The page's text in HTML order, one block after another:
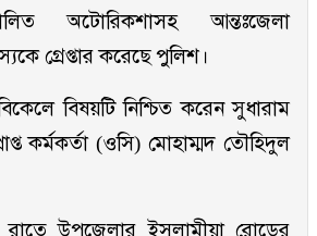
অটোরিকশাসহ আন্তঃজেলা
গ্রেপ্তার করেছে পুলিশ।
বিষয়টি নিশ্চিত করেন সুধারাম
কর্মকর্তা (ওসি) মোহাম্মদ তৌহিদুল
উপজেলার ইসলামীয়া রোডের